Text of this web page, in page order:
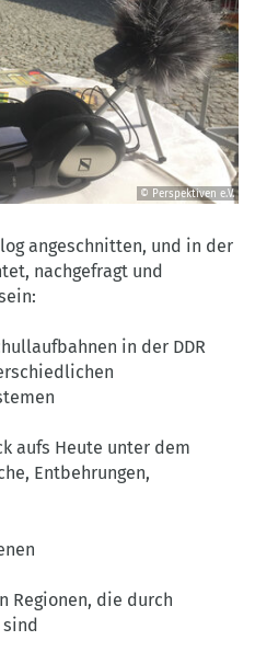
© Perspektiven e.V.
angeschnitten, und in der
nachgefragt und
in der DDR
aufs Heute unter dem
Entbehrungen,
Regionen, die durch